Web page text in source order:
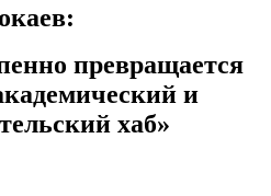
превращается
и
хаб»